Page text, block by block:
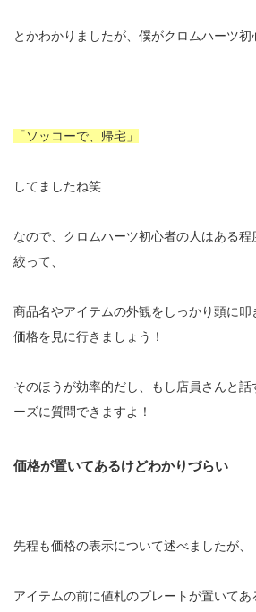
とかわかりましたが、僕がクロムハーツ初
「ソッコーで、帰宅」
してましたね笑
なので、クロムハーツ初心者の人はある
絞って、
商品名やアイテムの外観をしっかり頭に叩
価格を見に行きましょう！
そのほうが効率的だし、もし店員さんと話
ーズに質問できますよ！
価格が置いてあるけどわかりづらい
先程も価格の表示について述べましたが、
アイテムの前に値札のプレートが置いて